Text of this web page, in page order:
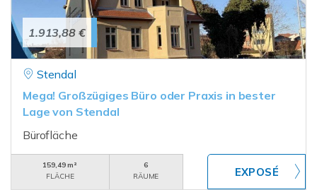
1.913,88 €
Stendal
Mega! Großzügiges Büro oder Praxis in bester
Lage von Stendal
Bürofläche
159,49 m²
FLÄCHE
6
RÄUME